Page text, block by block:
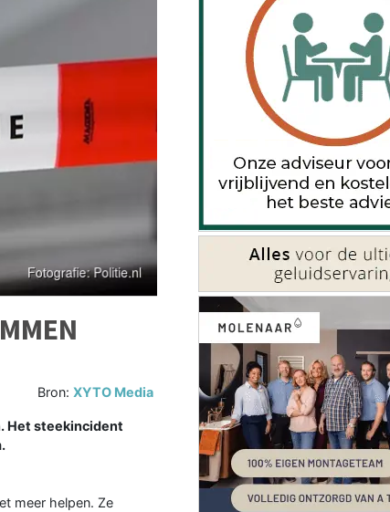
Bron:XYTO Media
Het steekincident
meer helpen. Ze